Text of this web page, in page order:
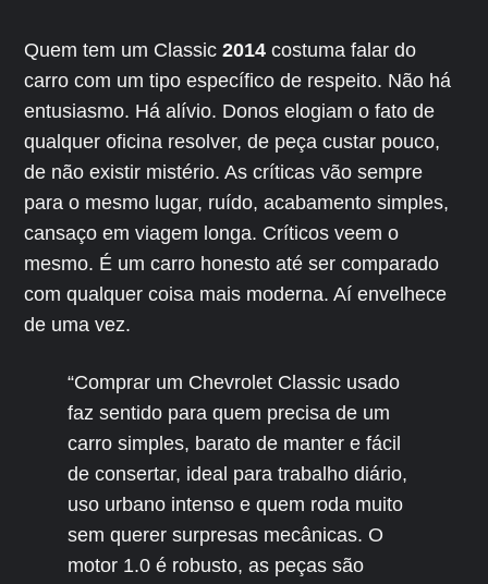
Quem tem um Classic2014 costuma falar do
carro com um tipo específico de respeito. Não há
entusiasmo. Há alívio. Donos elogiam o fato de
qualquer oficina resolver, de peça custar pouco,
de não existir mistério. As críticas vão sempre
para o mesmo lugar, ruído, acabamento simples,
cansaço em viagem longa. Críticos veem o
mesmo. É um carro honesto até ser comparado
com qualquer coisa mais moderna. Aí envelhece
de uma vez.
“Comprar um Chevrolet Classic usado
faz sentido para quem precisa de um
carro simples, barato de manter e fácil
de consertar, ideal para trabalho diário,
uso urbano intenso e quem roda muito
sem querer surpresas mecânicas. O
motor 1.0 é robusto, as peças são